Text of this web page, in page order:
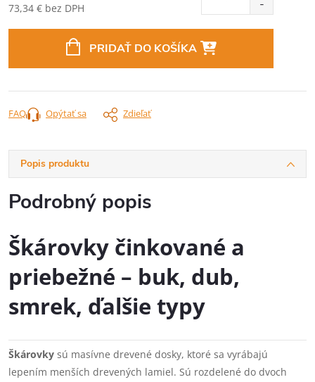
73,34 € bez DPH
PRIDAŤ DO KOŠÍKA
Opýtať sa Zdieľať
FAQ
Popis produktu
Podrobný popis
Škárovky činkované a
priebežné – buk, dub,
smrek, ďalšie typy
Škárovky sú masívne drevené dosky, ktoré sa vyrábajú
lepením menších drevených lamiel. Sú rozdelené do dvoch